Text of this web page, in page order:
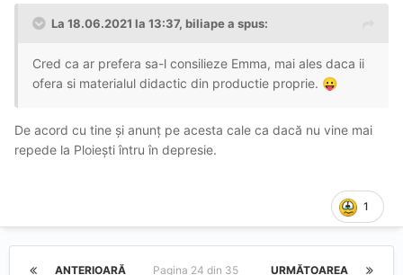
La 18.06.2021 la 13:37, biliapea spus:
Cred ca ar prefera sa-l consilieze Emma, mai ales daca ii
ofera si materialul didactic din productie proprie. 😛
De acord cu tine și anunț pe acesta cale ca dacă nu vine mai
repede la Ploiești întru în depresie.
1
ANTERIOARĂ URMĂTOAREA
Pagina 24 din 35